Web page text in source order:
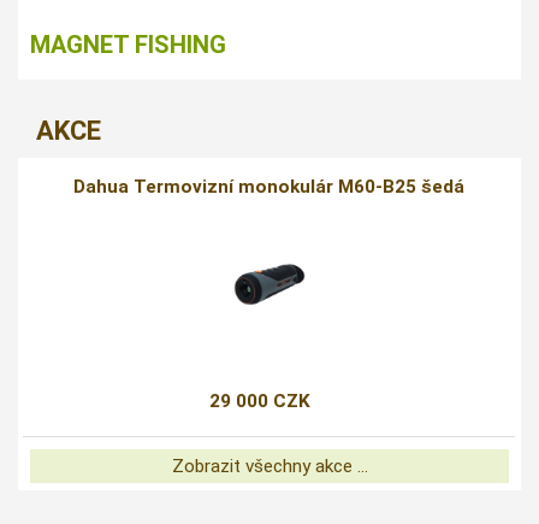
MAGNET FISHING
AKCE
Dahua Termovizní monokulár M60-B25 šedá
29 000 CZK
Zobrazit všechny akce ...